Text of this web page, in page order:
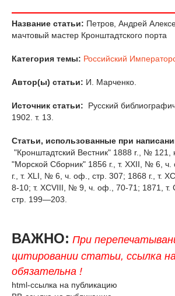
Название статьи: Петров, Андрей
мачтовый мастер Кронштадтского порта
Категория темы: Российский
Автор(ы) статьи: И. Марченко.
Источник статьи:
Русский
1902. т. 13.
Статьи, использованные при
"Кронштадтский Вестник" 1888 r., № 121,
"Морской Сборник" 1856 г., т. XXII, № 6,
г., т. XLI, № 6, ч. оф., стр. 307; 1868 г., т.
8-10; т. ХСVIII, № 9, ч. оф., 70-71; 1871, т.
стр. 199—203.
ВАЖНО: При
цитировании статьи, ссылка
обязательна !
html-ссылка на публикацию